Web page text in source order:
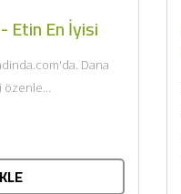
Etin En İyisi
Dana
özenle